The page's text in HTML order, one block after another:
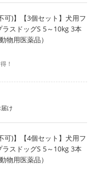
可)】【3個セット】犬用フ
ラスドッグS 5～10kg 3本
物用医薬品）
！
け
可)】【4個セット】犬用フ
ラスドッグS 5～10kg 3本
物用医薬品）